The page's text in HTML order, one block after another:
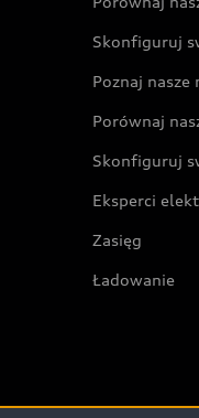
Skonfiguruj
Poznaj
Porównaj
Skonfiguruj
Eksperci
Zasięg
Ładowanie